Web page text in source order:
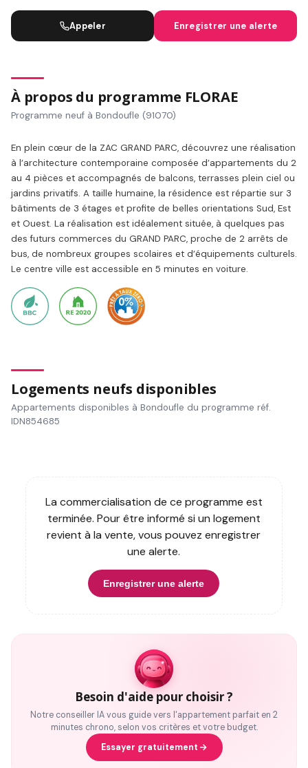
Appeler Enregistrer une alerte
À propos du programme FLORAE
Programme neuf à Bondoufle (91070)
En plein cœur de la ZAC GRAND PARC, découvrez une réalisation
à l’architecture contemporaine composée d’appartements du 2
au 4 pièces et accompagnés de balcons, terrasses plein ciel ou
jardins privatifs. A taille humaine, la résidence est répartie sur 3
bâtiments de 3 étages et profite de belles orientations Sud, Est
et Ouest. La réalisation est idéalement située, à quelques pas
des futurs commerces du GRAND PARC, proche de 2 arrêts de
bus, de nombreux groupes scolaires et d’équipements culturels.
Le centre ville est accessible en 5 minutes en voiture.
Logements neufs disponibles
Appartements disponibles à Bondoufle du programme réf.
IDN854685
La commercialisation de ce programme est
terminée. Pour être informé si un logement
revient à la vente, vous pouvez enregistrer
une alerte.
Enregistrer une alerte
Besoin d'aide pour choisir ?
Notre conseiller IA vous guide vers l'appartement parfait en 2
minutes chrono, selon vos critères et votre budget.
Essayer gratuitement